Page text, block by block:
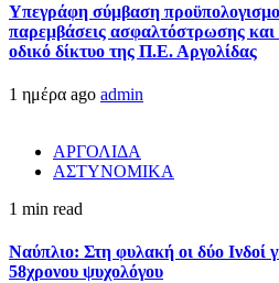
Υπεγράφη σύμβαση
παρεμβάσεις ασφαλτόστρωσης και
οδικό δίκτυο της Π.Ε. Αργολίδας
1 ημέρα ago admin
ΑΡΓΟΛΙΔΑ
ΑΣΤΥΝΟΜΙΚΑ
1 min read
Ναύπλιο: Στη φυλακή οι δύο Ινδοί
58χρονου ψυχολόγου